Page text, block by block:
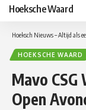
Hoeksche Waard
Hoeksch Nieuws – Altijd als
HOEKSCHE WAARD
Mavo
Open